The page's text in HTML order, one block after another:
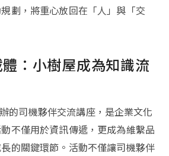
劃，將重心放回在「人」與「交
：小樹屋成為知識流
的司機夥伴交流講座，是企業文化
不僅用於資訊傳遞，更成為維繫品
的關鍵環節。活動不僅讓司機夥伴